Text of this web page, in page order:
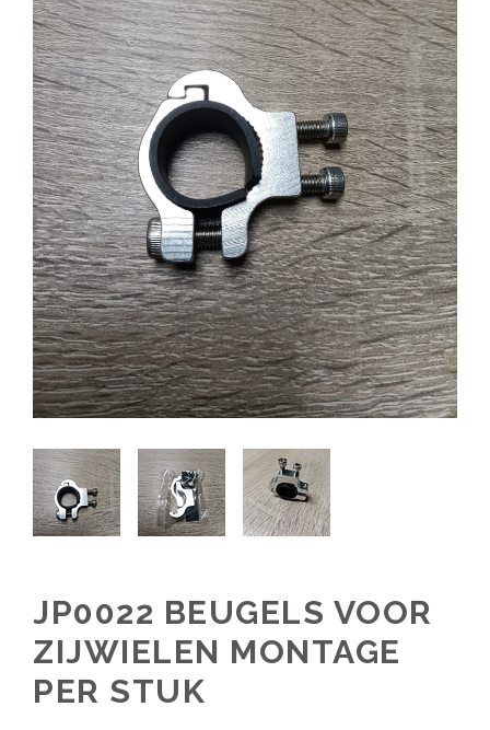
JP0022 BEUGELS VOOR
ZIJWIELEN MONTAGE
PER STUK